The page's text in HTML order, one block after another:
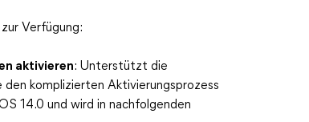
Verfügung:
aktivieren: Unterstützt die
komplizierten Aktivierungsprozess
14.0 und wird in nachfolgenden